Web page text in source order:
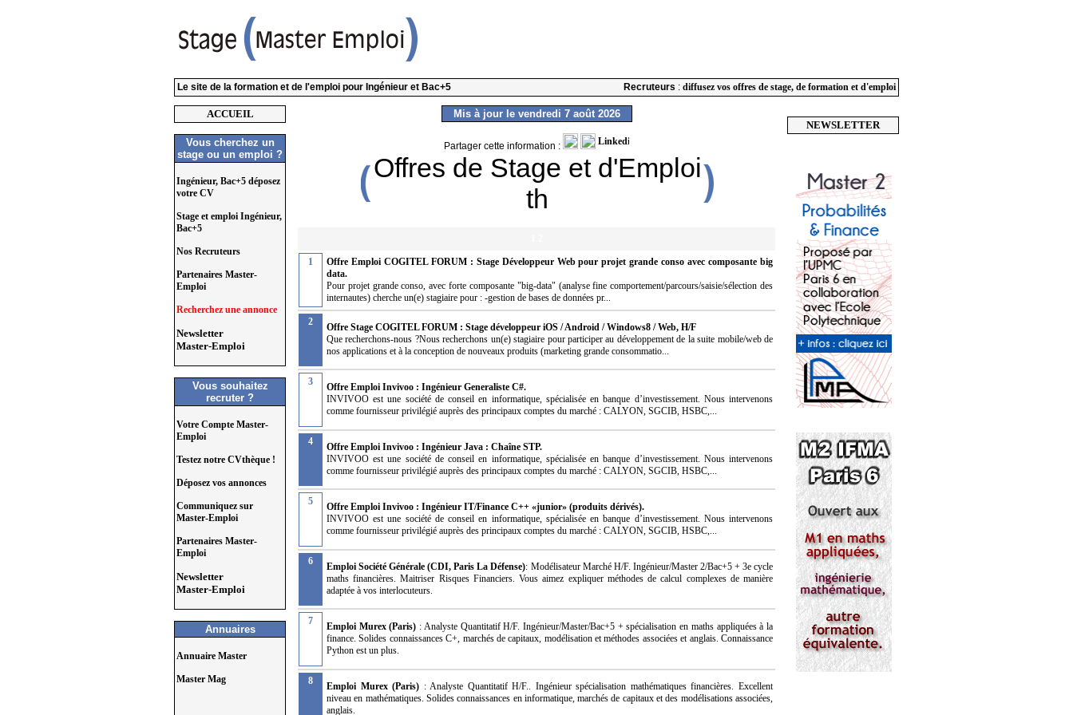
Le site de la formation et de l'emploi pour Ingénieur et Bac+5 Recruteurs : diffusez vos offres de stage, de formation et d'emploi
ACCUEIL
Vous cherchez un
stage ou un emploi ?
Ingénieur, Bac+5 déposez
votre CV
Stage et emploi Ingénieur,
Bac+5
Nos Recruteurs
Partenaires Master-
Emploi
Recherchez une annonce
Newsletter
Master-Emploi
Vous souhaitez
recruter ?
Votre Compte Master-
Emploi
Testez notre CVthèque !
Déposez vos annonces
Communiquez sur
Master-Emploi
Partenaires Master-
Emploi
Newsletter
Master-Emploi
Annuaires
Annuaire Master
Master Mag
Mis à jour le vendredi 7 août 2026
Partager cette information :
Offres de Stage et d'Emploi
th
1
Offre Emploi COGITEL FORUM : Stage Développeur Web pour projet grande conso avec composante big
data.
Pour projet grande conso, avec forte composante "big-data" (analyse fine comportement/parcours/saisie/sélection des
internautes) cherche un(e) stagiaire pour : -gestion de bases de données pr...
2
Offre Stage COGITEL FORUM : Stage développeur iOS / Android / Windows8 / Web, H/F
Que recherchons-nous ?Nous recherchons un(e) stagiaire pour participer au développement de la suite mobile/web de
nos applications et à la conception de nouveaux produits (marketing grande consommatio...
3
Offre Emploi Invivoo : Ingénieur Generaliste C#.
INVIVOO est une société de conseil en informatique, spécialisée en banque d’investissement. Nous intervenons
comme fournisseur privilégié auprès des principaux comptes du marché : CALYON, SGCIB, HSBC,...
4
Offre Emploi Invivoo : Ingénieur Java : Chaîne STP.
INVIVOO est une société de conseil en informatique, spécialisée en banque d’investissement. Nous intervenons
comme fournisseur privilégié auprès des principaux comptes du marché : CALYON, SGCIB, HSBC,...
5
Offre Emploi Invivoo : Ingénieur IT/Finance C++ «junior» (produits dérivés).
INVIVOO est une société de conseil en informatique, spécialisée en banque d’investissement. Nous intervenons
comme fournisseur privilégié auprès des principaux comptes du marché : CALYON, SGCIB, HSBC,...
6 Emploi Société Générale (CDI, Paris La Défense): Modélisateur Marché H/F. Ingénieur/Master 2/Bac+5 + 3e cycle
maths financières. Maitriser Risques Financiers. Vous aimez expliquer méthodes de calcul complexes de manière
adaptée à vos interlocuteurs.
7 Emploi Murex (Paris) : Analyste Quantitatif H/F. Ingénieur/Master/Bac+5 + spécialisation en maths appliquées à la
finance. Solides connaissances C+, marchés de capitaux, modélisation et méthodes associées et anglais. Connaissance
Python est un plus.
8 Emploi Murex (Paris) : Analyste Quantitatif H/F.. Ingénieur spécialisation mathématiques financières. Excellent
niveau en mathématiques. Solides connaissances en informatique, marchés de capitaux et des modélisations associées,
anglais.
NEWSLETTER